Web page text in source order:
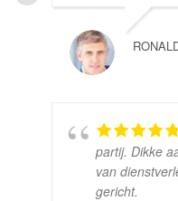
partij. Dikke
van
gericht.